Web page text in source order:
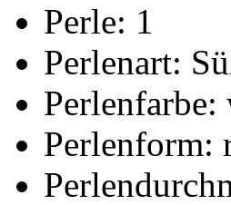
Perle: 1
Perlenart:
Perlenfarbe:
Perlenform: